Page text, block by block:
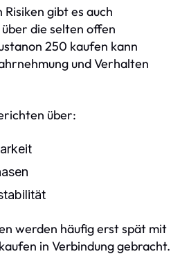
gibt es auch
die selten offen
250 kaufen kann
und Verhalten
über:
werden häufig erst spät mit
in Verbindung gebracht.